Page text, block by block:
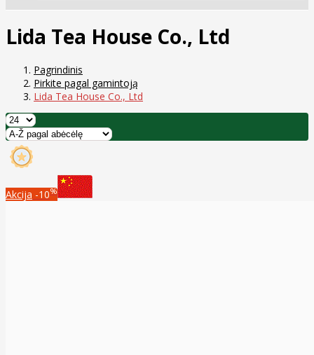
Lida Tea House Co., Ltd
Pagrindinis
Pirkite pagal gamintoją
Lida Tea House Co., Ltd
Akcija -10%